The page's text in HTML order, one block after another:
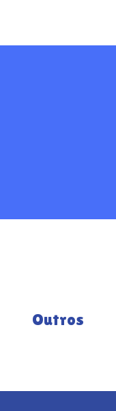
Outros